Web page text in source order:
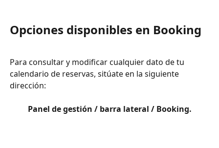
Opciones disponibles en Booking
Para consultar y modificar cualquier dato de tu
calendario de reservas, sitúate en la siguiente
dirección:
Panel de gestión / barra lateral / Booking.